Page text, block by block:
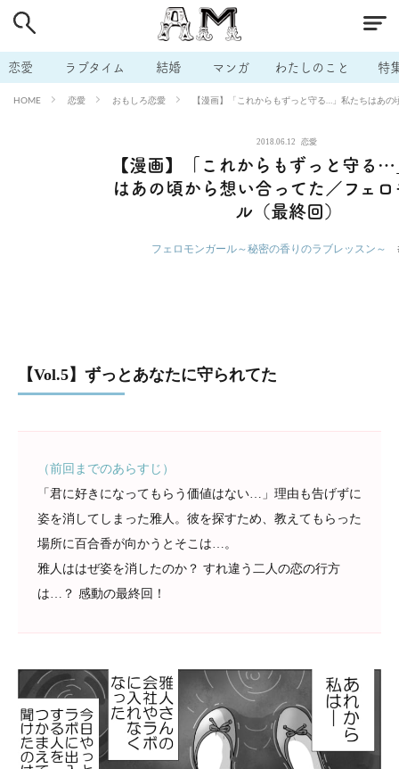
恋愛 ラブタイム 結婚 マンガ わたしのこと 特
HOME 恋愛 おもしろ恋愛 【漫画】「これからもずっと守る…」私たちはあ
2018.06.12 恋愛
【漫画】「これからもずっと守る
はあの頃から想い合ってた／フェ
ル（最終回）
フェロモンガール～秘密の香りのラブレッスン～
【Vol.5】ずっとあなたに守られてた
（前回までのあらすじ）
「君に好きになってもらう価値はない…」理由も告げずに
姿を消してしまった雅人。彼を探すため、教えてもらった
場所に百合香が向かうとそこは…。
雅人ははぜ姿を消したのか？ すれ違う二人の恋の行方
は…？ 感動の最終回！
# 男の本音 # セフレ # 不倫
# 出会う方法 # マッチングアプリ # ラブグッズ # 体の相